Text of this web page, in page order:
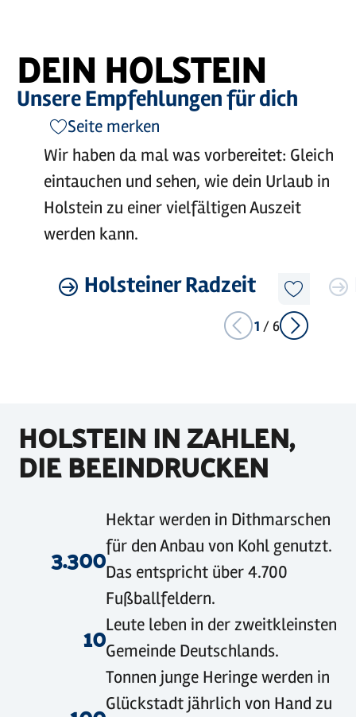
DEIN HOLSTEIN
Unsere Empfehlungen für dich
Seite merken
Wir haben da mal was vorbereitet: Gleich
eintauchen und sehen, wie dein Urlaub in
Holstein zu einer vielfältigen Auszeit
werden kann.
Diesen
Artikel
merken
Holsteiner Radzeit
Mehr
erfahren
Mehr
1 /6
HOLSTEIN IN ZAHLEN,
DIE BEEINDRUCKEN
3.300
Hektar werden in Dithmarschen
für den Anbau von Kohl genutzt.
Das entspricht über 4.700
Fußballfeldern.
10Leute leben in der zweitkleinsten
Gemeinde Deutschlands.
Tonnen junge Heringe werden in
Glückstadt jährlich von Hand zu